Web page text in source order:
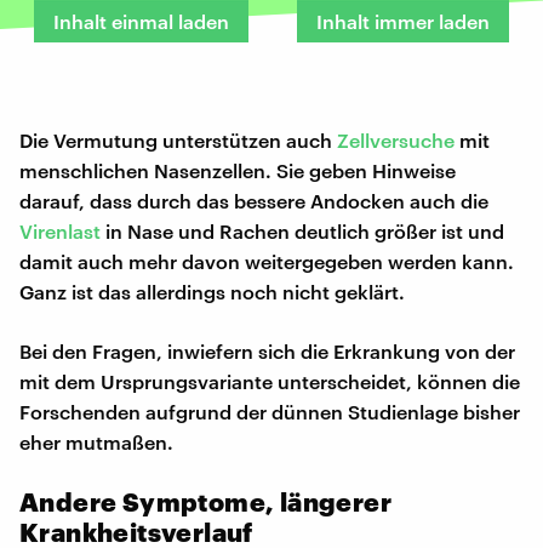
Inhalt einmal laden Inhalt immer laden
Die Vermutung unterstützen auch Zellversuche mit
menschlichen Nasenzellen. Sie geben Hinweise
darauf, dass durch das bessere Andocken auch die
Virenlast in Nase und Rachen deutlich größer ist und
damit auch mehr davon weitergegeben werden kann.
Ganz ist das allerdings noch nicht geklärt.
Bei den Fragen, inwiefern sich die Erkrankung von der
mit dem Ursprungsvariante unterscheidet, können die
Forschenden aufgrund der dünnen Studienlage bisher
eher mutmaßen.
Andere Symptome, längerer
Krankheitsverlauf